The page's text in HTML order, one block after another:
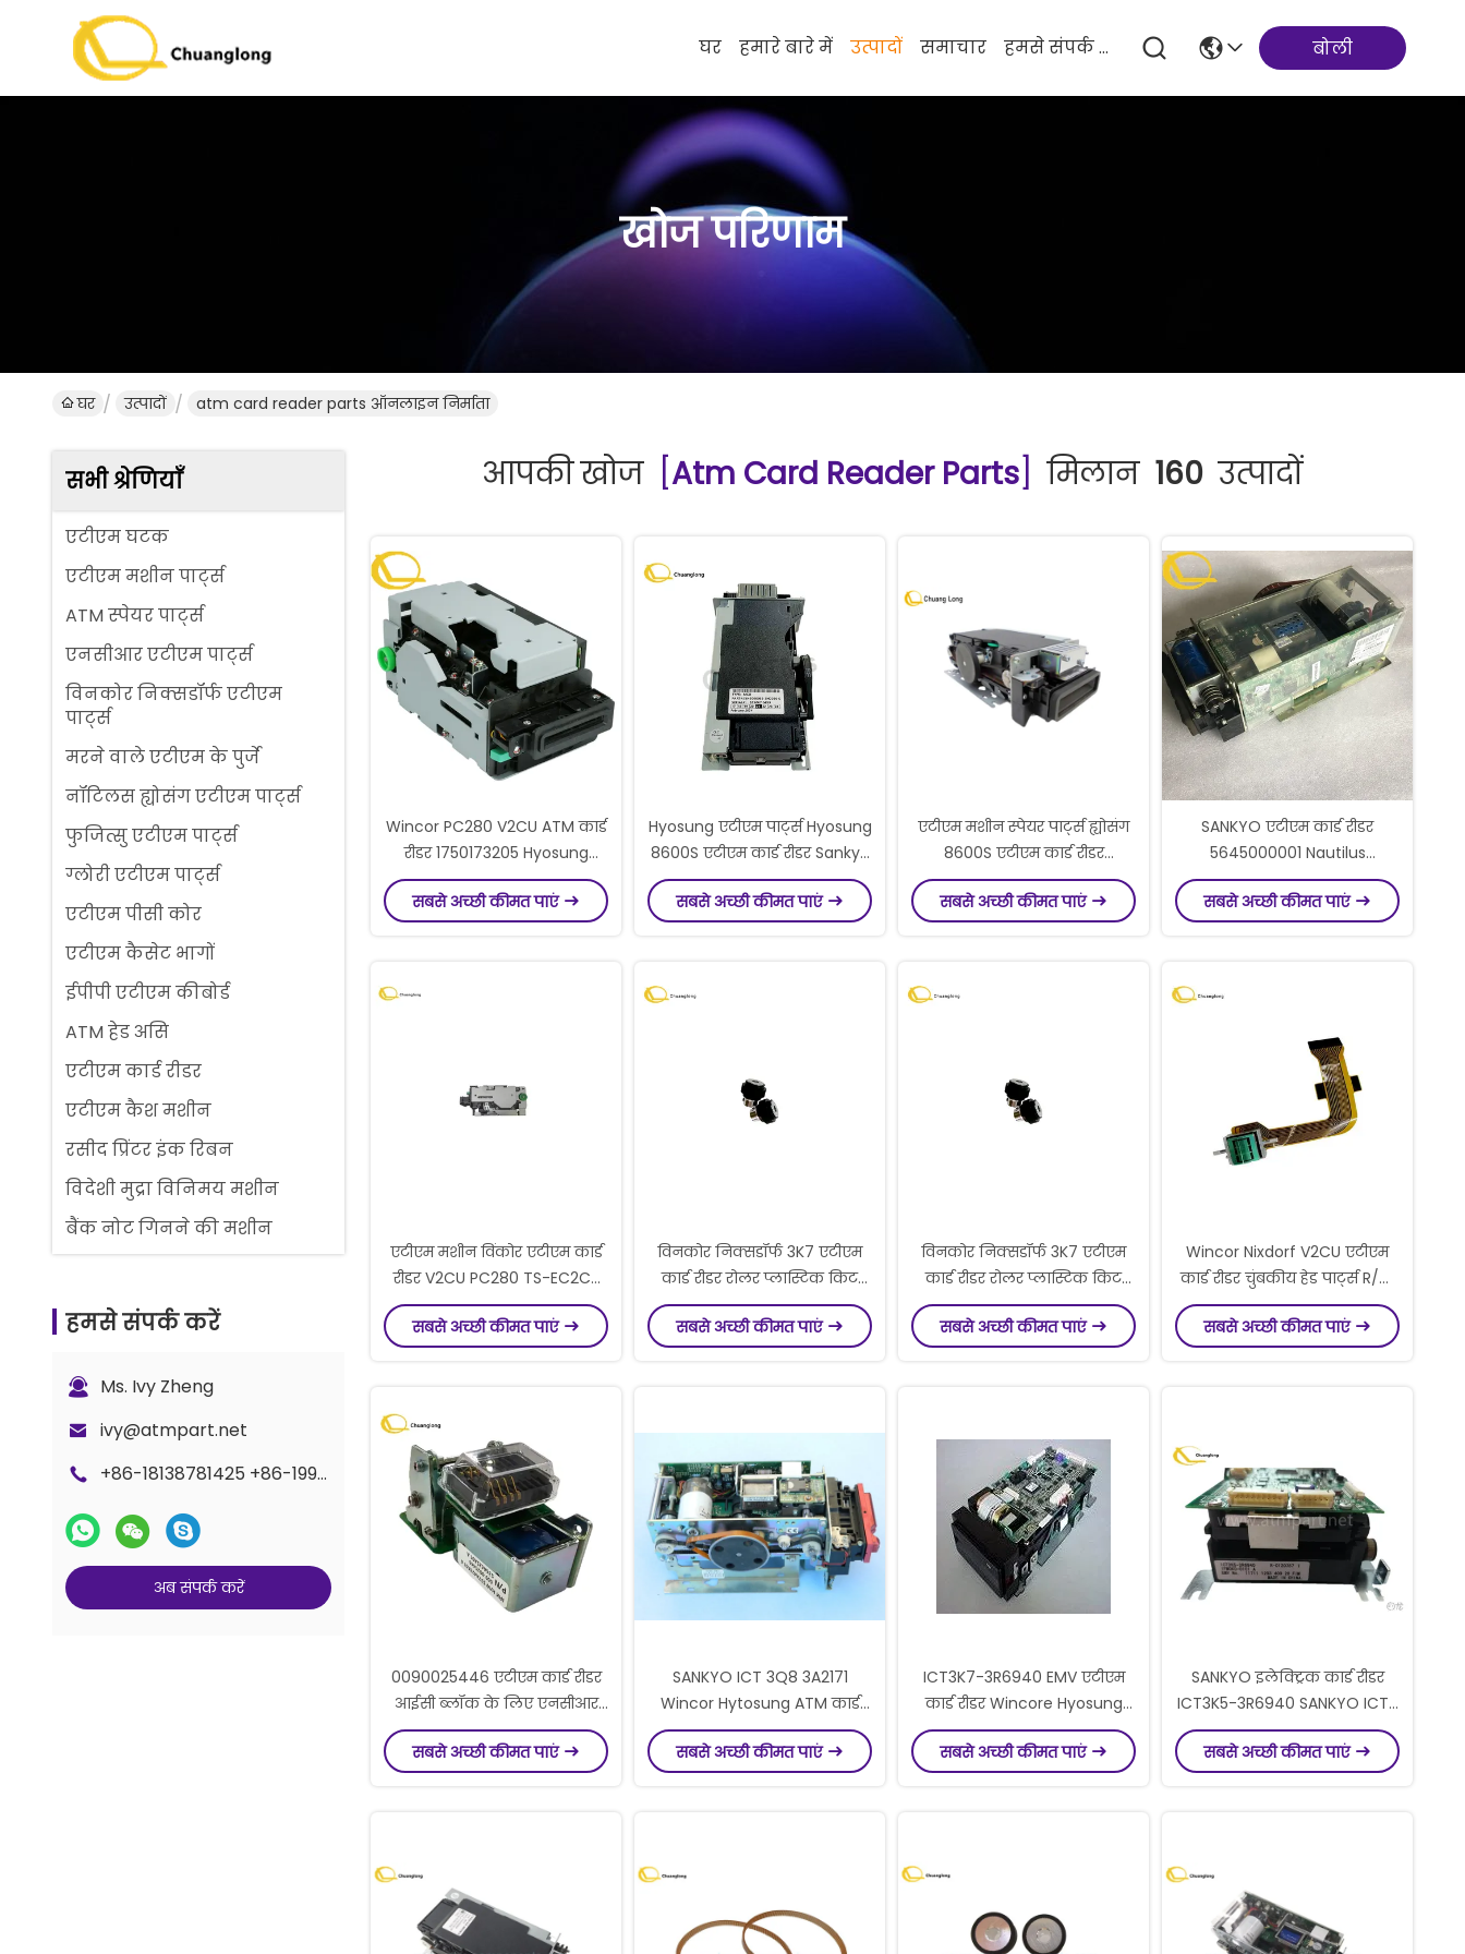
घर हमारे बारे में उत्पादों समाचार हमसे संपर्क करें बोली
खोज परिणाम
घर उत्पादों atm card reader parts ऑनलाइन निर्माता
सभी श्रेणियाँ
एटीएम घटक
एटीएम मशीन पार्ट्स
ATM स्पेयर पार्ट्स
एनसीआर एटीएम पार्ट्स
विनकोर निक्सडॉर्फ एटीएम
पार्ट्स
मरने वाले एटीएम के पुर्जे
नॉटिलस ह्योसंग एटीएम पार्ट्स
फुजित्सु एटीएम पार्ट्स
ग्लोरी एटीएम पार्ट्स
एटीएम पीसी कोर
एटीएम कैसेट भागों
ईपीपी एटीएम कीबोर्ड
ATM हेड असि
एटीएम कार्ड रीडर
एटीएम कैश मशीन
रसीद प्रिंटर इंक रिबन
विदेशी मुद्रा विनिमय मशीन
बैंक नोट गिनने की मशीन
एटीएम कैश कैसेट
जी+डी बीपीएस सी5 काउंटर पार्ट्स
हमसे संपर्क करें
Ms. Ivy Zheng
ivy@atmpart.net
+86-18138781425 +86-19925601378
अब संपर्क करें
आपकी खोज Atm Card Reader Parts] मिलान 160उत्पादों
Wincor PC280 V2CU ATM कार्ड
रीडर 1750173205 Hyosung
ICT3Q8 NCR Diebold Kiosks
Parts
सबसे अच्छी कीमत पाएं
Hyosung एटीएम पार्ट्स Hyosung
8600S एटीएम कार्ड रीडर Sankyo
Card Reader ICT3Q8-2290-S
5645000062
सबसे अच्छी कीमत पाएं
एटीएम मशीन स्पेयर पार्ट्स ह्योसंग
8600S एटीएम कार्ड रीडर
ICT3Q8-2290-S
S5645000062
सबसे अच्छी कीमत पाएं
SANKYO एटीएम कार्ड रीडर
5645000001 Nautilus
Hyosung पार्ट्स ICT3Q8 Wincor
5600T
सबसे अच्छी कीमत पाएं
एटीएम मशीन विंकोर एटीएम कार्ड
रीडर V2CU PC280 TS-EC2C-
U1JLG51 1750173205
01750173205
सबसे अच्छी कीमत पाएं
विनकोर निक्सडॉर्फ 3K7 एटीएम
कार्ड रीडर रोलर प्लास्टिक किट
उपयोग के लिए P/N
1750189332/01750189332
सबसे अच्छी कीमत पाएं
विनकोर निक्सडॉर्फ 3K7 एटीएम
कार्ड रीडर रोलर प्लास्टिक किट
उपयोग के लिए P/N
1750189332/01750189332
सबसे अच्छी कीमत पाएं
Wincor Nixdorf V2CU एटीएम
कार्ड रीडर चुंबकीय हेड पार्ट्स R/W
P/N 1790876103/01750876103
सबसे अच्छी कीमत पाएं
0090025446 एटीएम कार्ड रीडर
आईसी ब्लॉक के लिए एनसीआर
66xx मॉडल 009-0025446
सबसे अच्छी कीमत पाएं
SANKYO ICT 3Q8 3A2171
Wincor Hytosung ATM कार्ड
रीडर
सबसे अच्छी कीमत पाएं
ICT3K7-3R6940 EMV एटीएम
कार्ड रीडर Wincore Hyosung
NCR एनसीबी किबॉक्‍स पार्ट्स
सबसे अच्छी कीमत पाएं
SANKYO इलेक्ट्रिक कार्ड रीडर
ICT3K5-3R6940 SANKYO ICT-
3K5 मोटर एटीएम कार्ड रीडर
सबसे अच्छी कीमत पाएं